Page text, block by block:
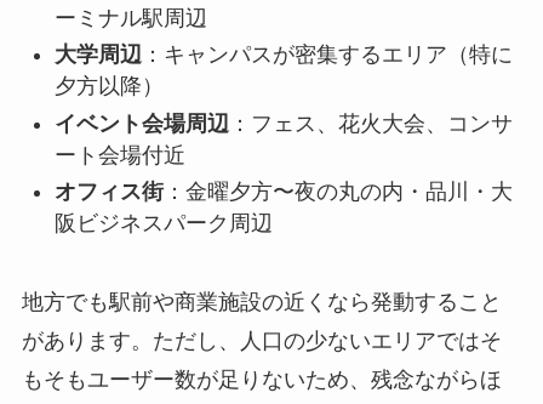
ーミナル駅周辺
大学周辺：キャンパスが密集するエリア（特に
夕方以降）
イベント会場周辺 ：フェス、花火大会、コンサ
ート会場付近
オフィス街：金曜夕方〜夜の丸の内・品川・大
阪ビジネスパーク周辺
地方でも駅前や商業施設の近くなら発動すること
があります。ただし、人口の少ないエリアではそ
もそもユーザー数が足りないため、残念ながらほ